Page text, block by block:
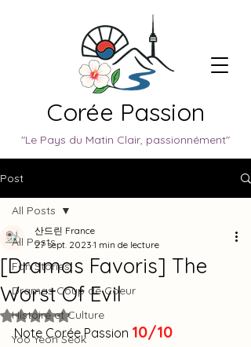
Corée Passion
"Le Pays du Matin Clair, passionnément"
Post
All Posts
Fan Stories
Dramas Coup de Coeur
Histoire et Culture
Yoo Yeon Seok
All Posts
[Dramas Favoris] The
Worst Of Evil
산드린 France
27 sept. 2023 1 min de lecture
Noté NaN étoiles sur 5.
Note Corée Passion 10/10